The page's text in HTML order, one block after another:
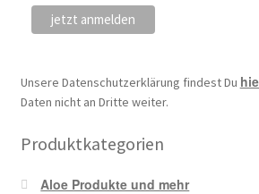
Unsere Datenschutzerklärung findest Du
Daten nicht an Dritte weiter.
Produktkategorien
Aloe Produkte und mehr